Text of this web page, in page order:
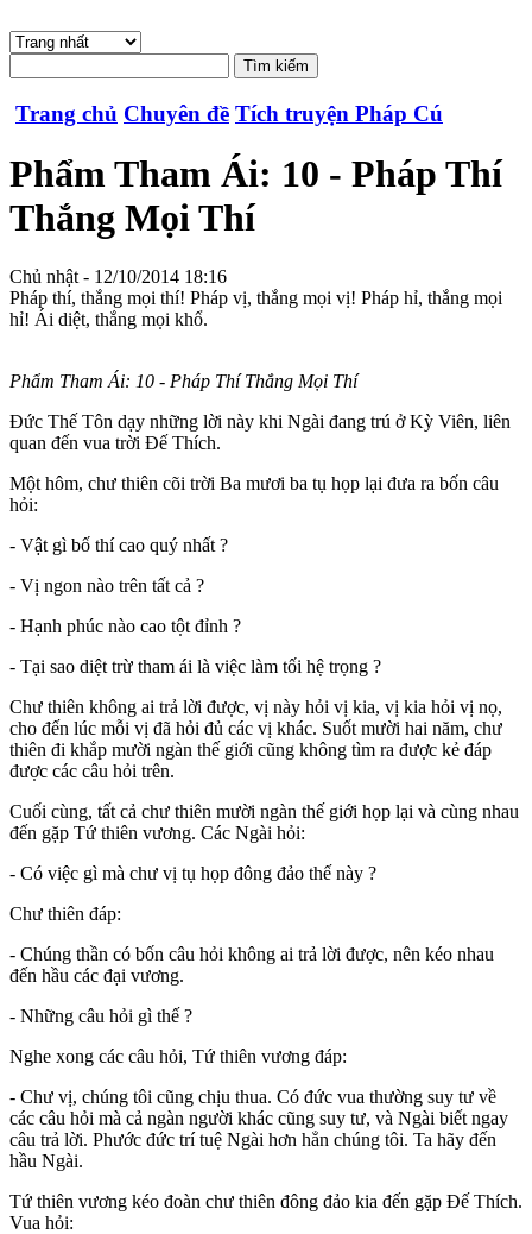
Trang chủ Chuyên đề Tích truyện Pháp Cú
Phẩm Tham Ái: 10 - Pháp Thí
Thắng Mọi Thí
Chủ nhật - 12/10/2014 18:16
Pháp thí, thắng mọi thí! Pháp vị, thắng mọi vị! Pháp hỉ, thắng mọi
hỉ! Ái diệt, thắng mọi khổ.
Phẩm Tham Ái: 10 - Pháp Thí Thắng Mọi Thí
Ðức Thế Tôn dạy những lời này khi Ngài đang trú ở Kỳ Viên, liên
quan đến vua trời Ðế Thích.
Một hôm, chư thiên cõi trời Ba mươi ba tụ họp lại đưa ra bốn câu
hỏi:
- Vật gì bố thí cao quý nhất ?
- Vị ngon nào trên tất cả ?
- Hạnh phúc nào cao tột đỉnh ?
- Tại sao diệt trừ tham ái là việc làm tối hệ trọng ?
Chư thiên không ai trả lời được, vị này hỏi vị kia, vị kia hỏi vị nọ,
cho đến lúc mỗi vị đã hỏi đủ các vị khác. Suốt mười hai năm, chư
thiên đi khắp mười ngàn thế giới cũng không tìm ra được kẻ đáp
được các câu hỏi trên.
Cuối cùng, tất cả chư thiên mười ngàn thế giới họp lại và cùng nhau
đến gặp Tứ thiên vương. Các Ngài hỏi:
- Có việc gì mà chư vị tụ họp đông đảo thế này ?
Chư thiên đáp:
- Chúng thần có bốn câu hỏi không ai trả lời được, nên kéo nhau
đến hầu các đại vương.
- Những câu hỏi gì thế ?
Nghe xong các câu hỏi, Tứ thiên vương đáp:
- Chư vị, chúng tôi cũng chịu thua. Có đức vua thường suy tư về
các câu hỏi mà cả ngàn người khác cũng suy tư, và Ngài biết ngay
câu trả lời. Phước đức trí tuệ Ngài hơn hẳn chúng tôi. Ta hãy đến
hầu Ngài.
Tứ thiên vương kéo đoàn chư thiên đông đảo kia đến gặp Ðế Thích.
Vua hỏi: